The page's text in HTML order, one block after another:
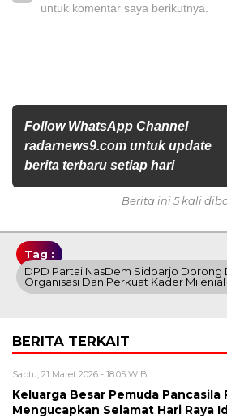
untuk komentar saya berikutnya.
Follow WhatsApp Channel
radarnews9.com untuk update
berita terbaru setiap hari
Berita ini 5 kali
Tag :
DPD Partai NasDem Sidoarjo Dorong
Organisasi Dan Perkuat Kader Milenial
BERITA TERKAIT
Sabtu, 21 Maret 2026 - 18:05 WIB
Keluarga Besar Pemuda Pancasila
Mengucapkan Selamat Hari Raya